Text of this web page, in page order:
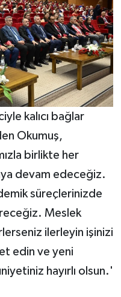
kalıcı bağlar
Okumuş,
birlikte her
devam edeceğiz.
süreçlerinizde
Meslek
ilerleyin işinizi
edin ve yeni
hayırlı olsun.'